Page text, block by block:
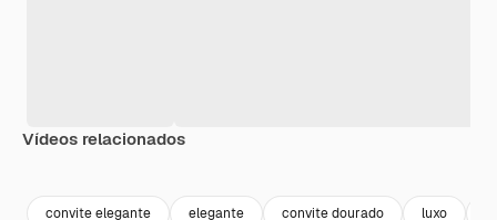
Vídeos relacionados
convite elegante elegante convite dourado luxo